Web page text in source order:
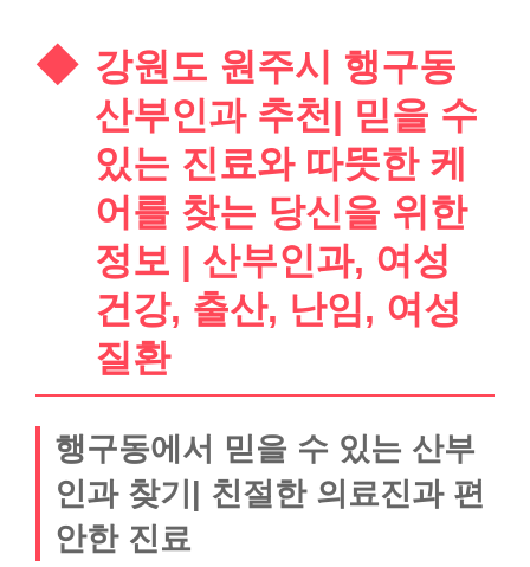
강원도 원주시 행구동
산부인과 추천| 믿을 수
있는 진료와 따뜻한 케
어를 찾는 당신을 위한
정보 | 산부인과, 여성
건강, 출산, 난임, 여성
질환
행구동에서 믿을 수 있는 산부
인과 찾기| 친절한 의료진과 편
안한 진료